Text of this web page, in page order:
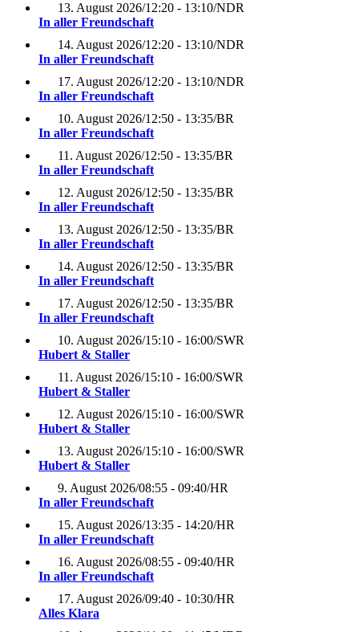
13. August 2026/12:20 - 13:10/NDR
In aller Freundschaft
14. August 2026/12:20 - 13:10/NDR
In aller Freundschaft
17. August 2026/12:20 - 13:10/NDR
In aller Freundschaft
10. August 2026/12:50 - 13:35/BR
In aller Freundschaft
11. August 2026/12:50 - 13:35/BR
In aller Freundschaft
12. August 2026/12:50 - 13:35/BR
In aller Freundschaft
13. August 2026/12:50 - 13:35/BR
In aller Freundschaft
14. August 2026/12:50 - 13:35/BR
In aller Freundschaft
17. August 2026/12:50 - 13:35/BR
In aller Freundschaft
10. August 2026/15:10 - 16:00/SWR
Hubert & Staller
11. August 2026/15:10 - 16:00/SWR
Hubert & Staller
12. August 2026/15:10 - 16:00/SWR
Hubert & Staller
13. August 2026/15:10 - 16:00/SWR
Hubert & Staller
9. August 2026/08:55 - 09:40/HR
In aller Freundschaft
15. August 2026/13:35 - 14:20/HR
In aller Freundschaft
16. August 2026/08:55 - 09:40/HR
In aller Freundschaft
17. August 2026/09:40 - 10:30/HR
Alles Klara